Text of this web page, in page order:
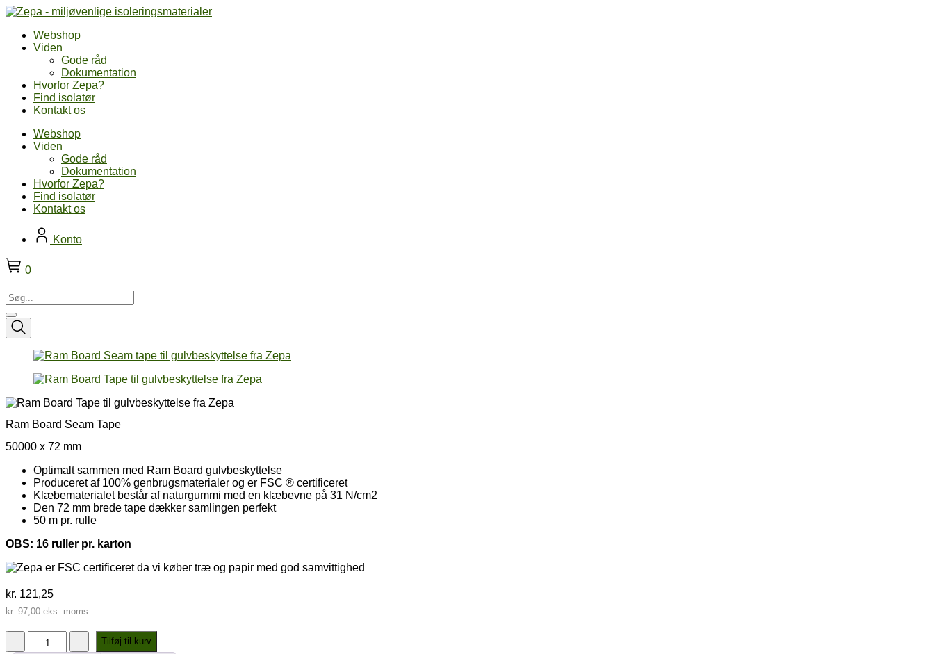
Skip
contentWebshop
Viden
Gode råd
Dokumentation
Hvorfor Zepa?
Find isolatør
Kontakt os
Webshop
Viden
Gode råd
Dokumentation
Hvorfor Zepa?
Find isolatør
Kontakt os
Konto
0
Søg...
Ram Board Seam Tape
50000 x 72 mm
Optimalt sammen med Ram Board gulvbeskyttelse
Produceret af 100% genbrugsmaterialer og er FSC ® certificeret
Klæbematerialet består af naturgummi med en klæbevne på 31 N/cm2
Den 72 mm brede tape dækker samlingen perfekt
50 m pr. rulle
OBS: 16 ruller pr. karton
kr. 121,25
kr. 97,00 eks. moms
Board
Tilføj til kurv